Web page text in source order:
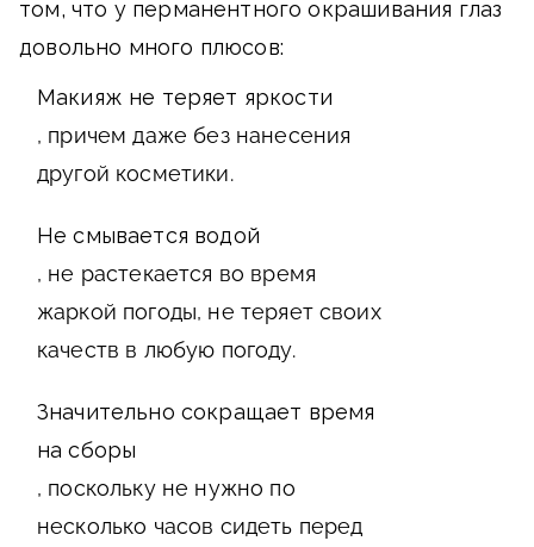
том, что у перманентного окрашивания глаз
довольно много плюсов:
Макияж не теряет яркости
, причем даже без нанесения
другой косметики.
Не смывается водой
, не растекается во время
жаркой погоды, не теряет своих
качеств в любую погоду.
Значительно сокращает время
на сборы
, поскольку не нужно по
несколько часов сидеть перед